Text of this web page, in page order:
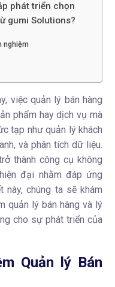
phát triển chọn
gumi Solutions?
nghiệm
việc quản lý bán hàng
phẩm hay dịch vụ mà
tạp như quản lý khách
và phân tích dữ liệu.
thành công cụ không
đại nhằm đáp ứng
này, chúng ta sẽ khám
quản lý bán hàng và lý
cho sự phát triển của
Quản lý Bán